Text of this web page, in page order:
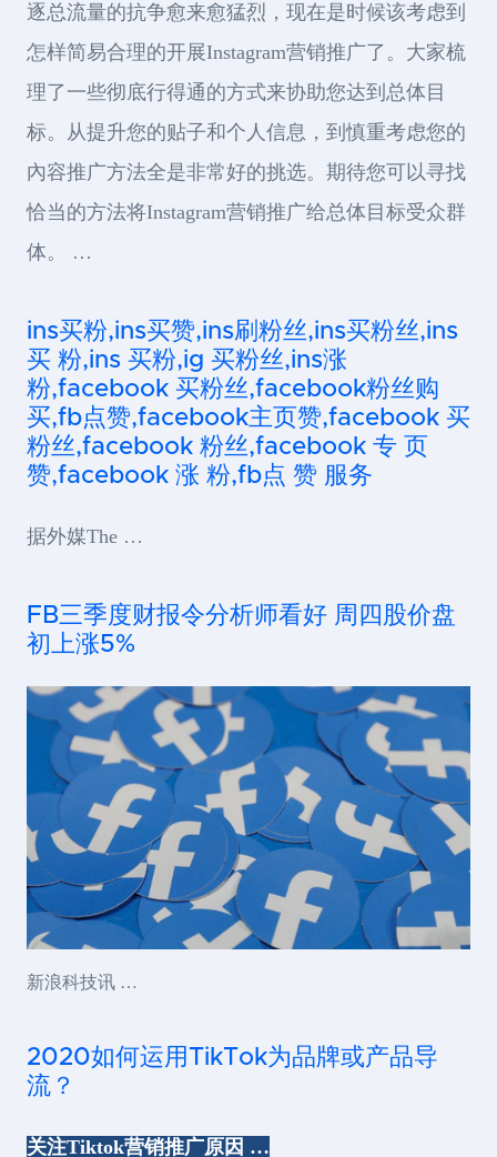
逐总流量的抗争愈来愈猛烈，现在是时候该考虑到
怎样简易合理的开展Instagram营销推广了。大家梳
理了一些彻底行得通的方式来协助您达到总体目
标。从提升您的贴子和个人信息，到慎重考虑您的
內容推广方法全是非常好的挑选。期待您可以寻找
恰当的方法将Instagram营销推广给总体目标受众群
体。 …
ins买粉,ins买赞,ins刷粉丝,ins买粉丝,ins
买 粉,ins 买粉,ig 买粉丝,ins涨
粉,facebook 买粉丝,facebook粉丝购
买,fb点赞,facebook主页赞,facebook 买
粉丝,facebook 粉丝,facebook 专 页
赞,facebook 涨 粉,fb点 赞 服务
据外媒The …
FB三季度财报令分析师看好 周四股价盘
初上涨5%
新浪科技讯 …
2020如何运用TikTok为品牌或产品导
流？
关注Tiktok营销推广原因 …